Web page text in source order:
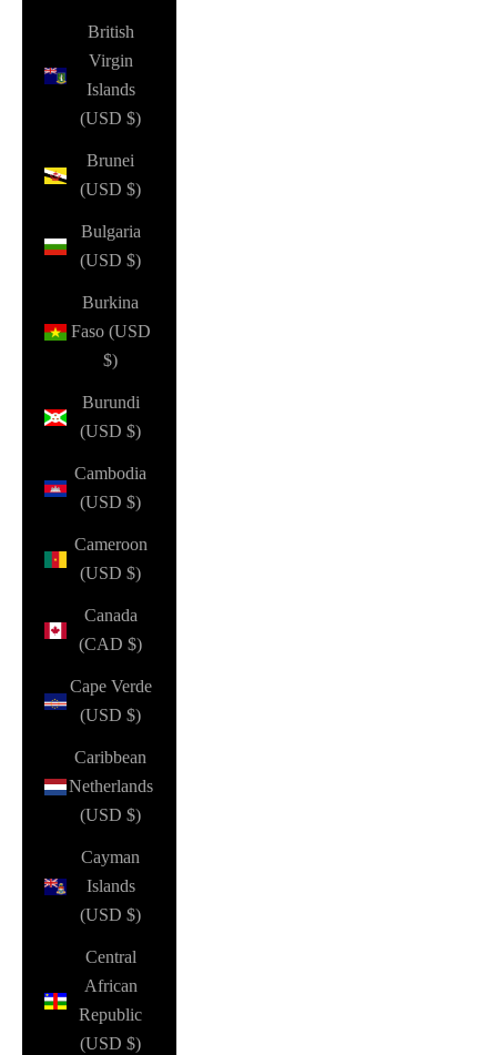
British
Virgin
Islands
(USD $)
Brunei
(USD $)
Bulgaria
(USD $)
Burkina
Faso (USD
$)
Burundi
(USD $)
Cambodia
(USD $)
Cameroon
(USD $)
Canada
(CAD $)
Cape Verde
(USD $)
Caribbean
Netherlands
(USD $)
Cayman
Islands
(USD $)
Central
African
Republic
(USD $)